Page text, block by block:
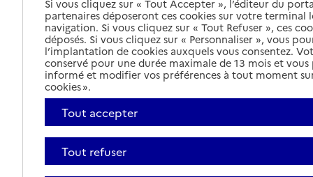
Si vous cliquez sur « Tout Accepter », l’éditeur du
partenaires déposeront ces cookies sur votre terminal
navigation. Si vous cliquez sur « Tout Refuser », ces
déposés. Si vous cliquez sur « Personnaliser », vous
l’implantation de cookies auxquels vous consentez.
conservé pour une durée maximale de 13 mois et
informé et modifier vos préférences à tout moment
cookies ».
Tout accepter
Tout refuser